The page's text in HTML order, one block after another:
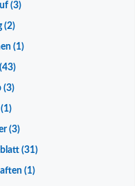
(3)
(2)
(1)
(3)
(1)
(3)
(31)
(1)